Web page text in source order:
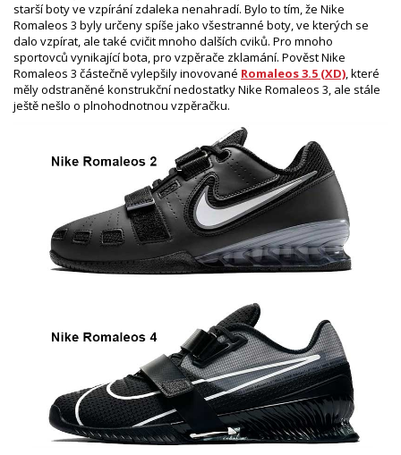
starší boty ve vzpírání zdaleka nenahradí. Bylo to tím, že Nike
Romaleos 3 byly určeny spíše jako všestranné boty, ve kterých se
dalo vzpírat, ale také cvičit mnoho dalších cviků. Pro mnoho
sportovců vynikající bota, pro vzpěrače zklamání. Pověst Nike
Romaleos 3 částečně vylepšily inovované Romaleos 3.5 (XD) , které
měly odstraněné konstrukční nedostatky Nike Romaleos 3, ale stále
ještě nešlo o plnohodnotnou vzpěračku.